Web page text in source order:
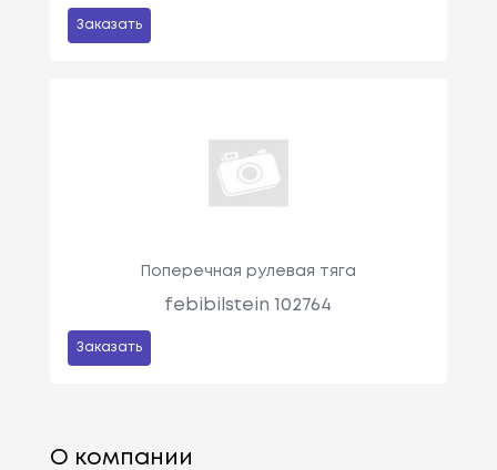
Заказать
Поперечная рулевая тяга
febibilstein 102764
Заказать
О компании